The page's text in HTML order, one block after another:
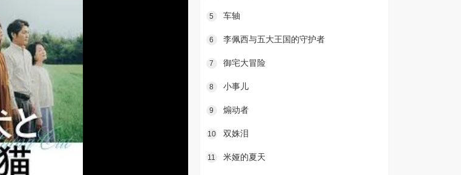
5 车轴
6 李佩西与五大王国的守护者
7 御宅大冒险
8 小事儿
9 煽动者
10 双姝泪
11 米娅的夏天